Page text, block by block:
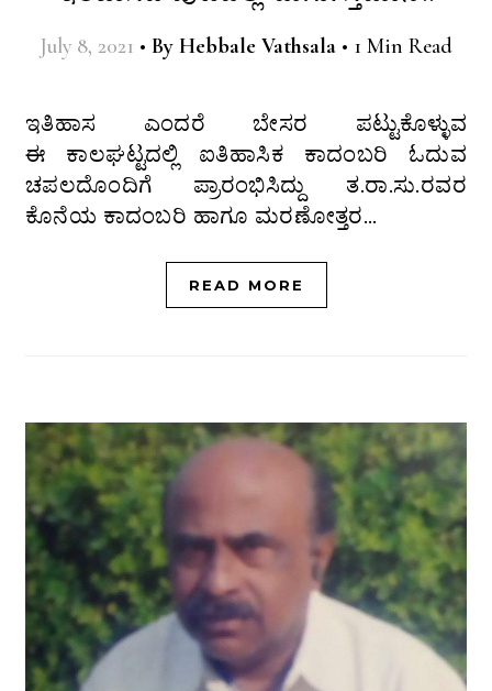
July 8, 2021 • By Hebbale Vathsala • 1 Min Read
ಇತಿಹಾಸ ಎಂದರೆ ಬೇಸರ ಪಟ್ಟುಕೊಳ್ಳುವ
ಈ ಕಾಲಘಟ್ಟದಲ್ಲಿ ಐತಿಹಾಸಿಕ ಕಾದಂಬರಿ ಓದುವ
ಚಪಲದೊಂದಿಗೆ ಪ್ರಾರಂಭಿಸಿದ್ದು ತ.ರಾ.ಸು.ರವರ
ಕೊನೆಯ ಕಾದಂಬರಿ ಹಾಗೂ ಮರಣೋತ್ತರ…
READ MORE